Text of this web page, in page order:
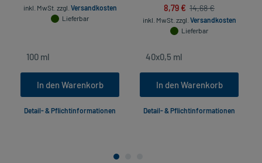
inkl. MwSt. zzgl. Versandkosten
Lieferbar
In den Warenkorb
Detail- & Pflichtinformationen
8,79 € 14,68 €
inkl. MwSt. zzgl. Versandkosten
Lieferbar
In den Warenkorb
Detail- & Pflichtinformationen